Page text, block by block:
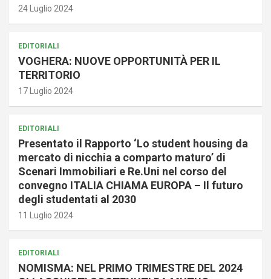
24 Luglio 2024
EDITORIALI
VOGHERA: NUOVE OPPORTUNITÀ PER IL
TERRITORIO
17 Luglio 2024
EDITORIALI
Presentato il Rapporto ‘Lo student housing da
mercato di nicchia a comparto maturo’ di
Scenari Immobiliari e Re.Uni nel corso del
convegno ITALIA CHIAMA EUROPA – Il futuro
degli studentati al 2030
11 Luglio 2024
EDITORIALI
NOMISMA: NEL PRIMO TRIMESTRE DEL 2024